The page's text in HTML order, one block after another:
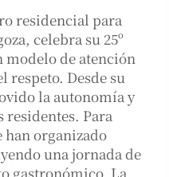
residencial para
celebra su 25º
modelo de atención
respeto. Desde su
la autonomía y
residentes. Para
han organizado
una jornada de
gastronómico. La